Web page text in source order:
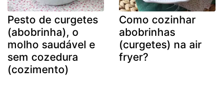
Pesto de curgetes
(abobrinha), o
molho saudável e
sem cozedura
(cozimento)
Como cozinhar
abobrinhas
(curgetes) na air
fryer?